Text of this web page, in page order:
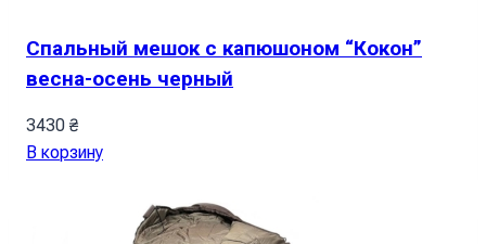
Спальный мешок с капюшоном “Кокон”
весна-осень черный
3430 ₴
В корзину